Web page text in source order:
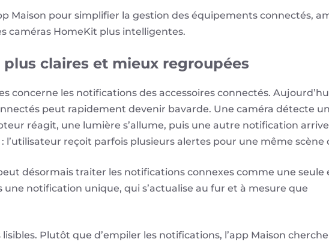
Maison pour simplifier la gestion des équipements connectés,
caméras HomeKit plus intelligentes.
claires et mieux regroupées
concerne les notifications des accessoires connectés.
peut rapidement devenir bavarde. Une caméra détecte un
réagit, une lumière s’allume, puis une autre notification arrive
l’utilisateur reçoit parfois plusieurs alertes pour une même scène
désormais traiter les notifications connexes comme une seule
notification unique, qui s’actualise au fur et à mesure que
Plutôt que d’empiler les notifications, l’app Maison